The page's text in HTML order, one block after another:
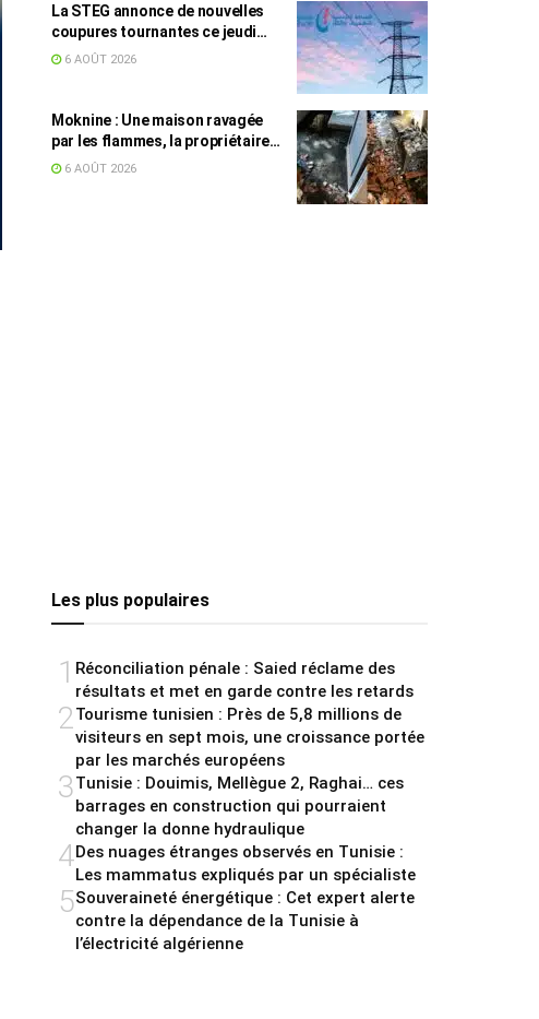
La STEG annonce de nouvelles
coupures tournantes ce jeudi
dans plusieurs régions
6 AOÛT 2026
Moknine : Une maison ravagée
par les flammes, la propriétaire
accuse la STEG et la SONEDE
6 AOÛT 2026
Les plus populaires
1 Réconciliation pénale : Saied réclame des
résultats et met en garde contre les retards
2Tourisme tunisien : Près de 5,8 millions de
visiteurs en sept mois, une croissance portée
par les marchés européens
3Tunisie : Douimis, Mellègue 2, Raghai… ces
barrages en construction qui pourraient
changer la donne hydraulique
4Des nuages étranges observés en Tunisie :
Les mammatus expliqués par un spécialiste
5Souveraineté énergétique : Cet expert alerte
contre la dépendance de la Tunisie à
l’électricité algérienne